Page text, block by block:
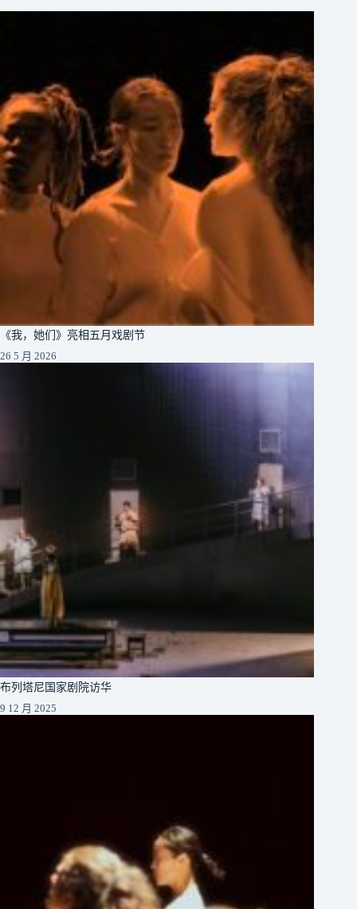
《我，她们》亮相五月戏剧节
26 5 月 2026
布列塔尼国家剧院访华
9 12 月 2025